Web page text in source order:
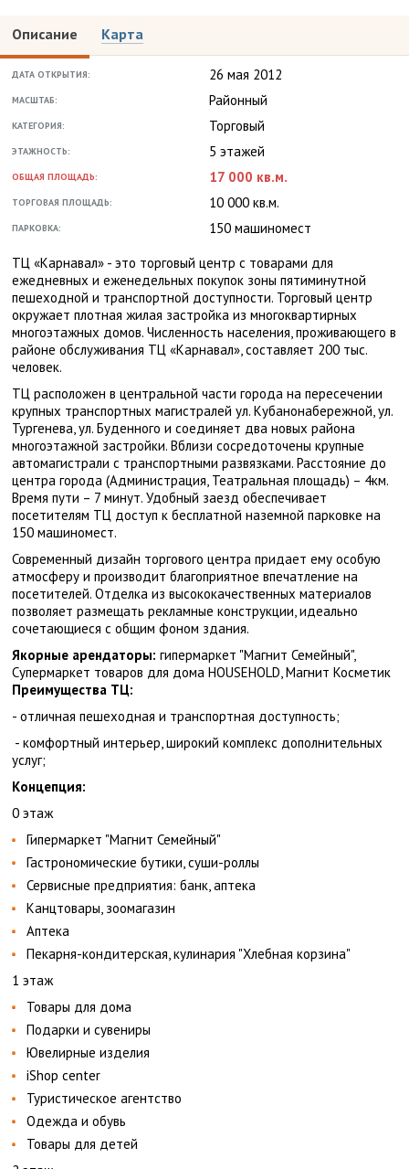
Описание Карта
ДАТА ОТКРЫТИЯ: 26 мая 2012
МАСШТАБ: Районный
КАТЕГОРИЯ: Торговый
ЭТАЖНОСТЬ: 5 этажей
ОБЩАЯ ПЛОЩАДЬ: 17 000 кв.м.
ТОРГОВАЯ ПЛОЩАДЬ: 10 000 кв.м.
ПАРКОВКА:
150 машиномест
ТЦ «Карнавал» - это торговый центр с товарами для
ежедневных и еженедельных покупок зоны пятиминутной
пешеходной и транспортной доступности. Торговый центр
окружает плотная жилая застройка из многоквартирных
многоэтажных домов. Численность населения, проживающего в
районе обслуживания ТЦ «Карнавал», составляет 200 тыс.
человек.
ТЦ расположен в центральной части города на пересечении
крупных транспортных магистралей ул. Кубанонабережной, ул.
Тургенева, ул. Буденного и соединяет два новых района
многоэтажной застройки. Вблизи сосредоточены крупные
автомагистрали с транспортными развязками. Расстояние до
центра города (Администрация, Театральная площадь) – 4км.
Время пути – 7 минут. Удобный заезд обеспечивает
посетителям ТЦ доступ к бесплатной наземной парковке на
150 машиномест.
Современный дизайн торгового центра придает ему особую
атмосферу и производит благоприятное впечатление на
посетителей. Отделка из высококачественных материалов
позволяет размещать рекламные конструкции, идеально
сочетающиеся с общим фоном здания.
Якорные арендаторы: гипермаркет "Магнит Семейный",
Супермаркет товаров для дома HOUSEHOLD, Магнит Косметик
Преимущества ТЦ:
- отличная пешеходная и транспортная доступность;
- комфортный интерьер, широкий комплекс дополнительных
услуг;
Концепция:
0 этаж
Гипермаркет "Магнит Семейный"
Гастрономические бутики, суши-роллы
Сервисные предприятия: банк, аптека
Канцтовары, зоомагазин
Аптека
Пекарня-кондитерская, кулинария "Хлебная корзина"
1 этаж
Товары для дома
Подарки и сувениры
Ювелирные изделия
iShop center
Туристическое агентство
Одежда и обувь
Товары для детей